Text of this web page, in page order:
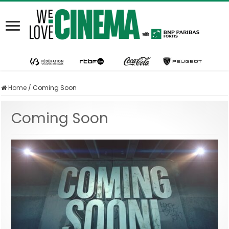
Home / Coming Soon
Coming Soon